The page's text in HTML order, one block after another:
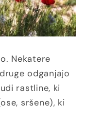
Nekatere
odganjajo
rastline, ki
sršene), ki